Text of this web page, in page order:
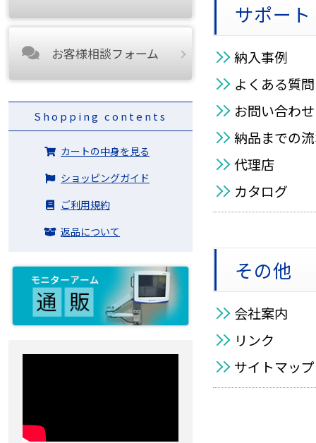
サポート
納入事例
よくある質問
お問い合わ
納品までの
代理店
カタログ
その他
会社案内
リンク
サイトマップ
お客様相談フォーム
Shopping contents
カートの中身を見る
ショッピングガイド
ご利用規約
返品について